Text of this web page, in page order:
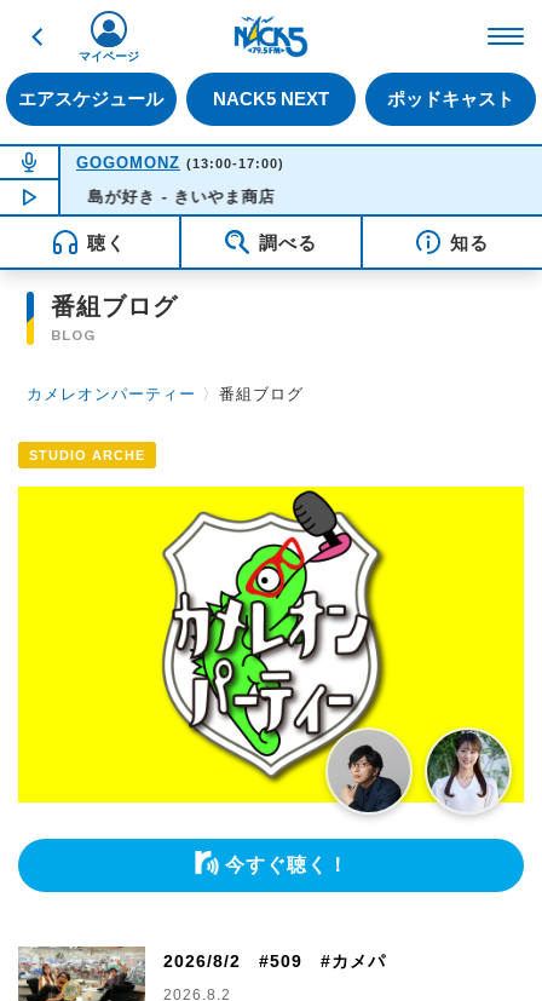
戻る
エアスケジュール NACK5 NEXT ポッドキャスト
マイページ
NOW ON AIR
GOGOMONZ (13:00-17:00)
NOW PLAYING15:57
島が好き - きいやま商店
聴く 調べる 知る
番組ブログ
BLOG
カメレオンパーティー 〉番組ブログ
STUDIO ARCHE
今すぐ聴く！
2026/8/2 #509 #カメパ
2026.8.2